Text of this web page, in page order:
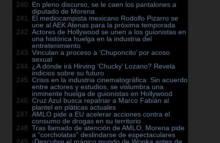
En pleno discurso, se le caen los pantalones a
diputado de Morena
El mediocampista mexicano Rodolfo Pizarro se
une al AEK Atenas para la próxima temporada
Actores de Hollywood se unen a los guionistas en
una histórica huelga en la industria del
entretenimiento
Vinculan a proceso a ‘Chuponcito’ por acoso
sexual
¿A dónde irá Hirving ‘Chucky’ Lozano? Revela
indicios sobre su futuro
Crisis en la industria cinematográfica: Sin acuerdo
entre actores y estudios, se vislumbra una
inminente huelga de guionistas en Hollywood
Cruz Azul busca repatriar a Marco Fabián al
plantel en pláticas actuales
AMLO pide a EU acelerar acciones contra el
consumo de drogas en su territorio
Tras llamado de atención de AMLO, Morena pide
a “corcholatas” deslindarse de espectaculares